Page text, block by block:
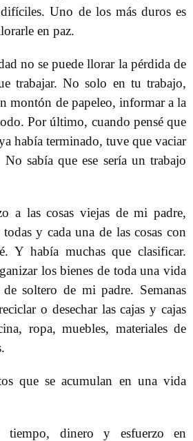
Uno de los más duros es
en paz.
no se puede llorar la pérdida de
trabajar. No solo en tu trabajo,
montón de papeleo, informar a la
Por último, cuando pensé que
había terminado, tuve que vaciar
sabía que ese sería un trabajo
a las cosas viejas de mi padre,
y cada una de las cosas con
Y había muchas que clasificar.
los bienes de toda una vida
soltero de mi padre. Semanas
o desechar las cajas y cajas
ropa, muebles, materiales de
que se acumulan en una vida
tiempo, dinero y esfuerzo en